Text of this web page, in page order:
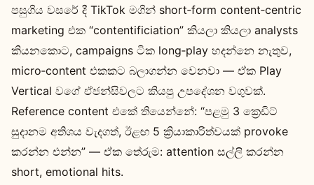
පසුගිය වසරේ දී TikTok මගින් short‑form content‑centric
marketing එක “contentificiation” කියලා කියලා analysts
කියනකොට, campaigns ටික long‑play හදන්නෙ නැතුව,
micro‑content එකකට බලාගන්න වෙනවා — ඒක Play
Vertical වගේ ඒජන්සිවලට කියපු උපදේශන වගුවක්.
Reference content එකේ තියෙන්නේ: “පළමු 3 ක්‍රෙඩිට්
සුදානම අතිශය වැදගත්, ඊළඟ 5 ක්‍රියාකාරිත්වයක් provoke
කරන්න එන්න” — ඒක තේරුම: attention සල්ලි කරන්න
short, emotional hits.